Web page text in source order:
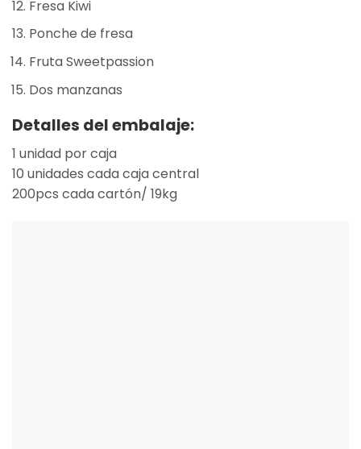
Fresa Kiwi
Ponche de fresa
Fruta Sweetpassion
Dos manzanas
Detalles del embalaje:
1 unidad por caja
10 unidades cada caja central
200pcs cada cartón/ 19kg